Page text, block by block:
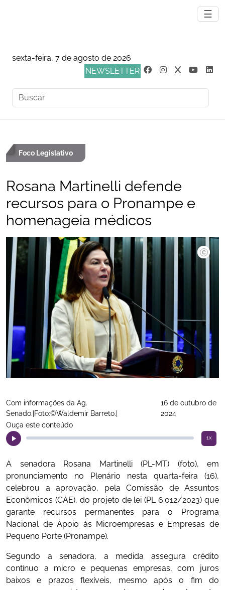
☰
sexta-feira, 7 de agosto de 2026
NEWSLETTER
Foco Legislativo
Rosana Martinelli defende
recursos para o Pronampe e
homenageia médicos
Com informações da Ag.
Senado.|Foto:©Waldemir Barreto.|
16 de outubro de
2024
Ouça este conteúdo
1x
A senadora Rosana Martinelli (PL-MT) (foto), em
pronunciamento no Plenário nesta quarta-feira (16),
celebrou a aprovação, pela Comissão de Assuntos
Econômicos (CAE), do projeto de lei (PL 6.012/2023) que
garante recursos permanentes para o Programa
Nacional de Apoio às Microempresas e Empresas de
Pequeno Porte (Pronampe).
Segundo a senadora, a medida assegura crédito
contínuo a micro e pequenas empresas, com juros
baixos e prazos flexíveis, mesmo após o fim do